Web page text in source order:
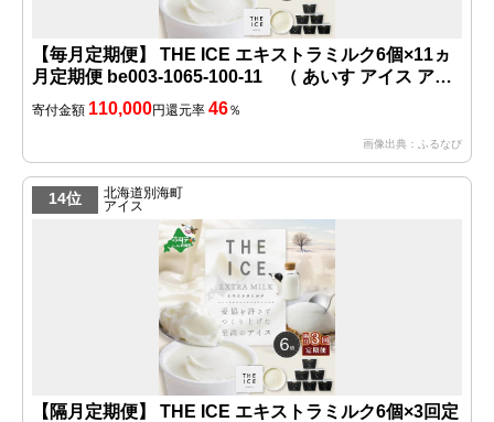
【毎月定期便】 THE ICE エキストラミルク6個×11ヵ
月定期便 be003-1065-100-11 （ あいす アイス アイ
スクリーム ミルク 北海道 別海町 人気 ふるさと納税
）
寄付金額 110,000円還元率 46％
画像出典：ふるなび
14位
北海道別海町
アイス
【隔月定期便】 THE ICE エキストラミルク6個×3回定